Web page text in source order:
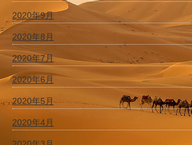
2020年9月
2020年8月
2020年7月
2020年6月
2020年5月
2020年4月